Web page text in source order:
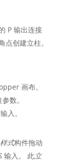
P 输出连接
创建立柱。
画布。
数。
入。
样式构件拖动
输入。 此立